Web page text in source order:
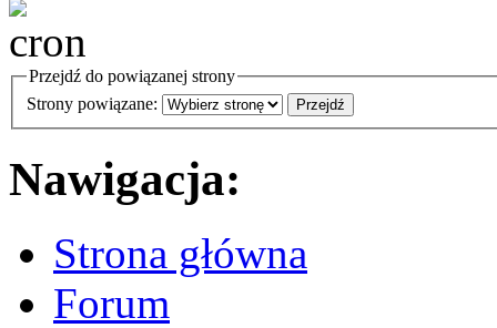
Przejdź do powiązanej strony
Strony powiązane:
Nawigacja:
Strona główna
Forum